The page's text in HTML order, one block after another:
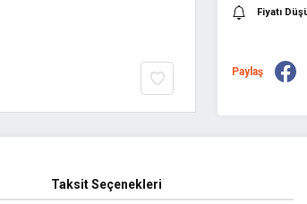
Fiyatı
Paylaş
Taksit Seçenekleri